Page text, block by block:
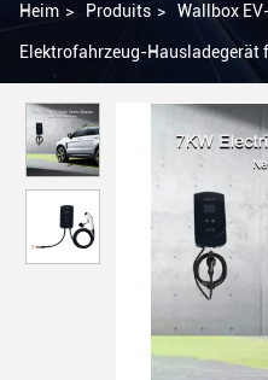
Heim > Produits > Wallbox
Elektrofahrzeug-Hausladegerät